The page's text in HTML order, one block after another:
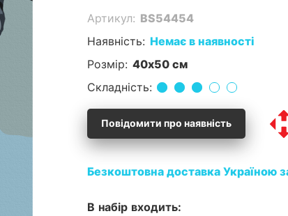
Артикул: BS54454
Наявність: Немає в наявності
Розмір: 40x50 см
Складність:
Повідомити про наявність
Безкоштовна доставка Україною
В набір входить: